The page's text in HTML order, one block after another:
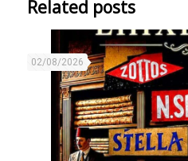
Related posts
02/08/2026